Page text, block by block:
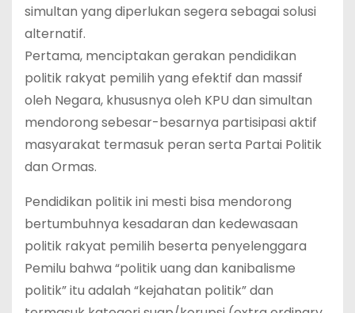
simultan yang diperlukan segera sebagai solusi
alternatif.
Pertama, menciptakan gerakan pendidikan
politik rakyat pemilih yang efektif dan massif
oleh Negara, khususnya oleh KPU dan simultan
mendorong sebesar-besarnya partisipasi aktif
masyarakat termasuk peran serta Partai Politik
dan Ormas.
Pendidikan politik ini mesti bisa mendorong
bertumbuhnya kesadaran dan kedewasaan
politik rakyat pemilih beserta penyelenggara
Pemilu bahwa “politik uang dan kanibalisme
politik” itu adalah “kejahatan politik” dan